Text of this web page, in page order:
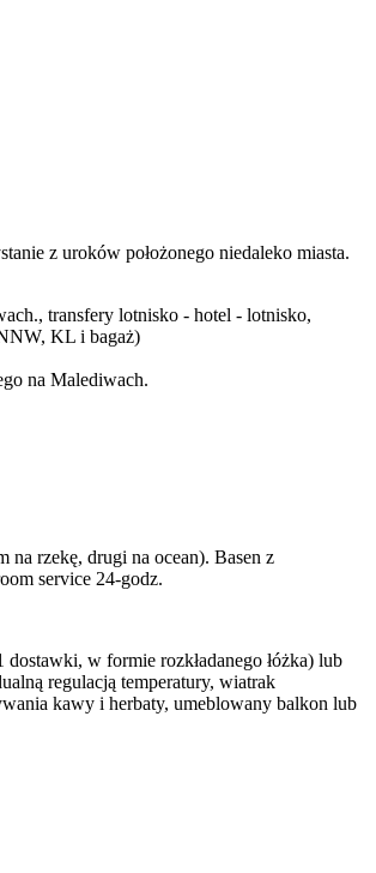
z uroków położonego niedaleko miasta.
transfery lotnisko - hotel - lotnisko,
KL i bagaż)
na Malediwach.
na rzekę, drugi na ocean). Basen z
service 24-godz.
w formie rozkładanego łóżka) lub
regulacją temperatury, wiatrak
kawy i herbaty, umeblowany balkon lub